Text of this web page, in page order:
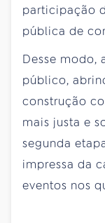
participação
pública de
Desse modo,
público,
construção
mais justa e
segunda
impressa da
eventos nos